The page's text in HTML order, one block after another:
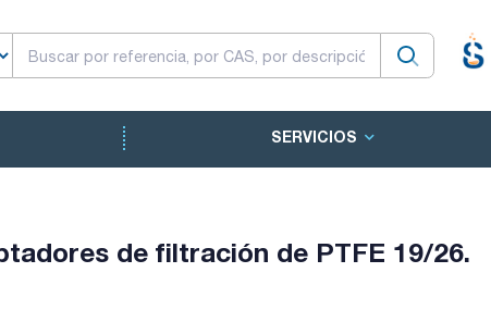
SERVICIOS
de filtración de PTFE 19/26.